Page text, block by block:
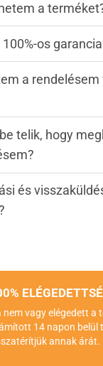
a
os
a
telik, hogy
és
nem vagy elégedett a
14 napon belül
annak árát.